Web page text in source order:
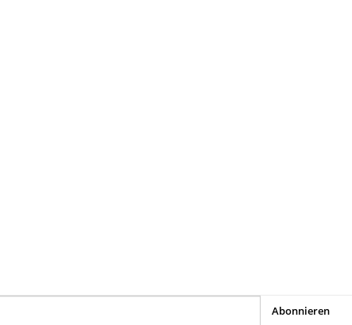
Abonnieren